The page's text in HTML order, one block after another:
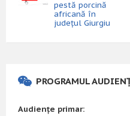
pestă porcină
africană în
județul Giurgiu
PROGRAMUL
Audiențe primar: